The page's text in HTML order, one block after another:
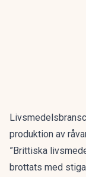
produktion av
”Brittiska
brottats med